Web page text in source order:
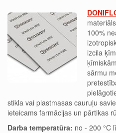
100%
izcila
sārmu
stikla vai plastmasas cauruļu
ieteicams farmācijas un pārtikas
Darba temperatūra: no - 200 °C